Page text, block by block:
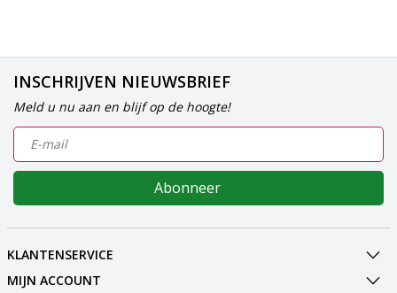
INSCHRIJVEN NIEUWSBRIEF
Meld u nu aan en blijf op de hoogte!
Abonneer
KLANTENSERVICE
MIJN ACCOUNT